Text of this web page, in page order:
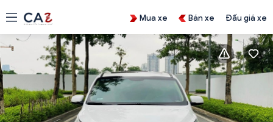
Mua xe Bán xe Đấu giá xe